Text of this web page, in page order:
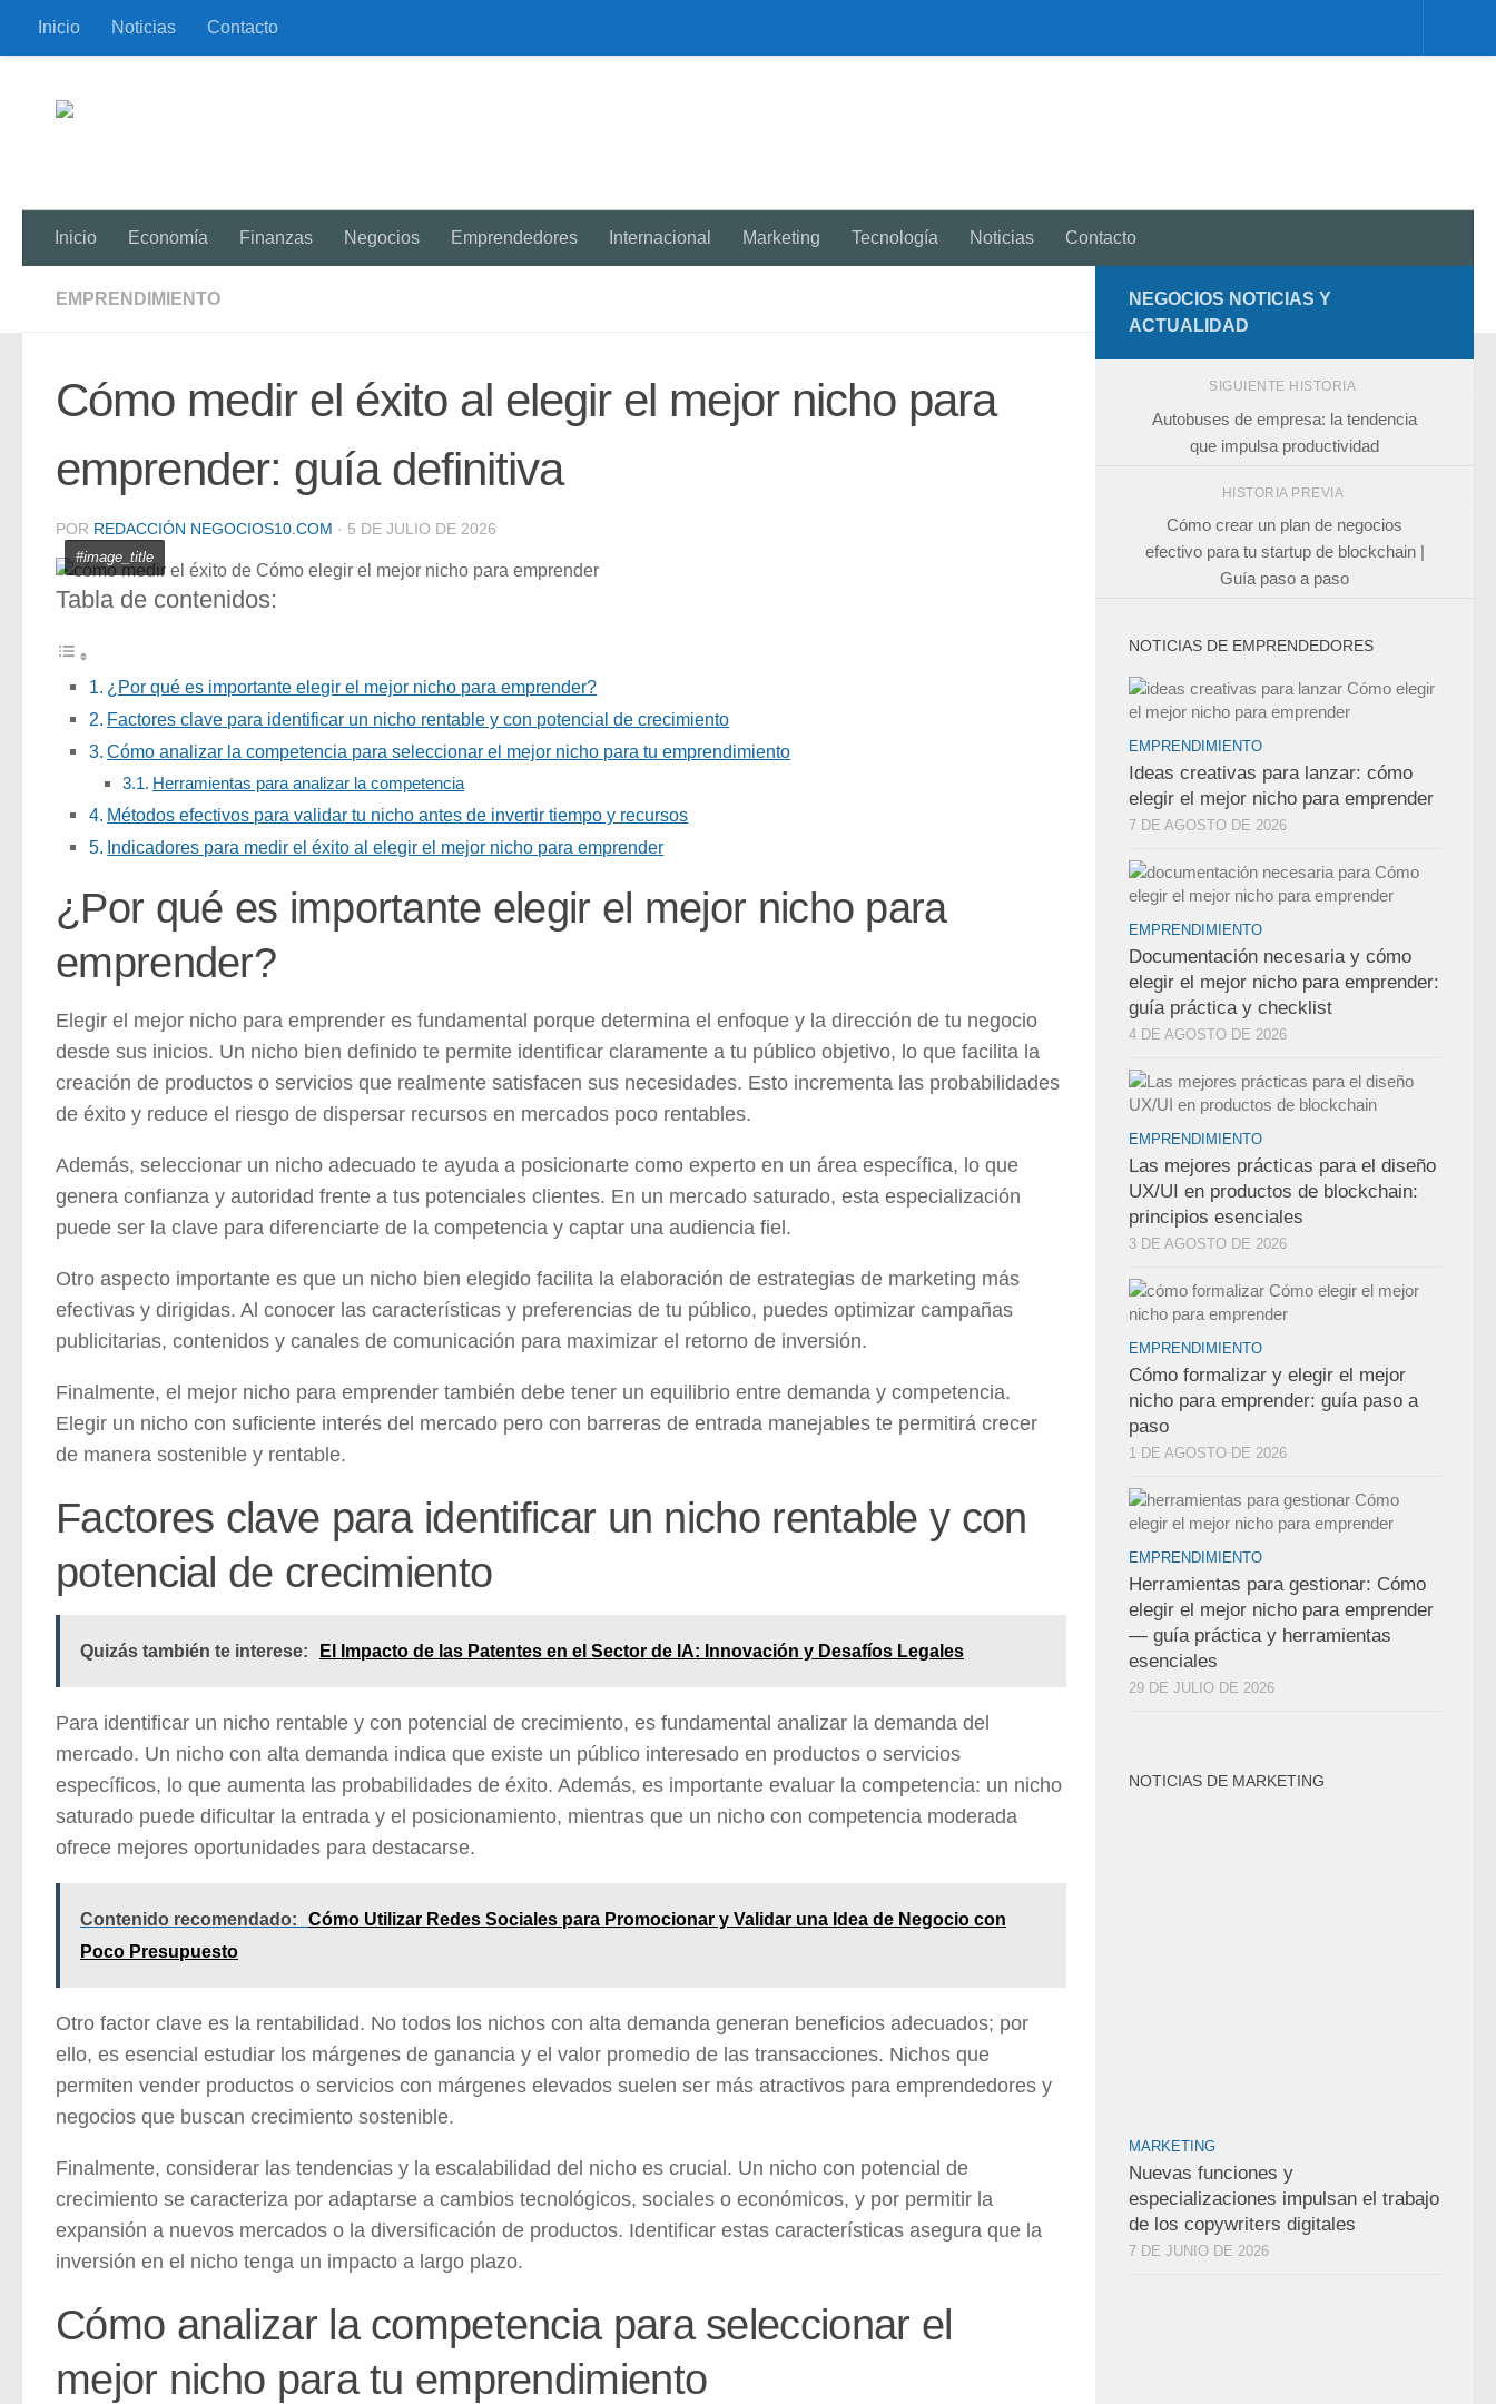
Saltar al contenido
Inicio Noticias Contacto
Inicio Economía Finanzas Negocios Emprendedores Internacional Marketing Tecnología Noticias Contacto
EMPRENDIMIENTO
Cómo medir el éxito al elegir el mejor nicho para
emprender: guía definitiva
POR REDACCIÓN NEGOCIOS10.COM · 5 DE JULIO DE 2026
#image_title
Tabla de contenidos:
¿Por qué es importante elegir el mejor nicho para emprender?
Factores clave para identificar un nicho rentable y con potencial de crecimiento
Cómo analizar la competencia para seleccionar el mejor nicho para tu emprendimiento
Herramientas para analizar la competencia
Métodos efectivos para validar tu nicho antes de invertir tiempo y recursos
Indicadores para medir el éxito al elegir el mejor nicho para emprender
¿Por qué es importante elegir el mejor nicho para
emprender?
Elegir el mejor nicho para emprender es fundamental porque determina el enfoque y la dirección de tu negocio
desde sus inicios. Un nicho bien definido te permite identificar claramente a tu público objetivo, lo que facilita la
creación de productos o servicios que realmente satisfacen sus necesidades. Esto incrementa las probabilidades
de éxito y reduce el riesgo de dispersar recursos en mercados poco rentables.
Además, seleccionar un nicho adecuado te ayuda a posicionarte como experto en un área específica, lo que
genera confianza y autoridad frente a tus potenciales clientes. En un mercado saturado, esta especialización
puede ser la clave para diferenciarte de la competencia y captar una audiencia fiel.
Otro aspecto importante es que un nicho bien elegido facilita la elaboración de estrategias de marketing más
efectivas y dirigidas. Al conocer las características y preferencias de tu público, puedes optimizar campañas
publicitarias, contenidos y canales de comunicación para maximizar el retorno de inversión.
Finalmente, el mejor nicho para emprender también debe tener un equilibrio entre demanda y competencia.
Elegir un nicho con suficiente interés del mercado pero con barreras de entrada manejables te permitirá crecer
de manera sostenible y rentable.
Factores clave para identificar un nicho rentable y con
potencial de crecimiento
Quizás también te interese: El Impacto de las Patentes en el Sector de IA: Innovación y Desafíos Legales
Para identificar un nicho rentable y con potencial de crecimiento, es fundamental analizar la demanda del
mercado. Un nicho con alta demanda indica que existe un público interesado en productos o servicios
específicos, lo que aumenta las probabilidades de éxito. Además, es importante evaluar la competencia: un nicho
saturado puede dificultar la entrada y el posicionamiento, mientras que un nicho con competencia moderada
ofrece mejores oportunidades para destacarse.
Contenido recomendado:
Cómo Utilizar Redes Sociales para Promocionar y Validar una Idea de Negocio con
Poco Presupuesto
Otro factor clave es la rentabilidad. No todos los nichos con alta demanda generan beneficios adecuados; por
ello, es esencial estudiar los márgenes de ganancia y el valor promedio de las transacciones. Nichos que
permiten vender productos o servicios con márgenes elevados suelen ser más atractivos para emprendedores y
negocios que buscan crecimiento sostenible.
Finalmente, considerar las tendencias y la escalabilidad del nicho es crucial. Un nicho con potencial de
crecimiento se caracteriza por adaptarse a cambios tecnológicos, sociales o económicos, y por permitir la
expansión a nuevos mercados o la diversificación de productos. Identificar estas características asegura que la
inversión en el nicho tenga un impacto a largo plazo.
Cómo analizar la competencia para seleccionar el
mejor nicho para tu emprendimiento
NEGOCIOS NOTICIAS Y
ACTUALIDAD
SIGUIENTE HISTORIA
Autobuses de empresa: la tendencia
que impulsa productividad
HISTORIA PREVIA
Cómo crear un plan de negocios
efectivo para tu startup de blockchain |
Guía paso a paso
NOTICIAS DE EMPRENDEDORES
EMPRENDIMIENTO
Ideas creativas para lanzar: cómo
elegir el mejor nicho para emprender
7 DE AGOSTO DE 2026
EMPRENDIMIENTO
Documentación necesaria y cómo
elegir el mejor nicho para emprender:
guía práctica y checklist
4 DE AGOSTO DE 2026
EMPRENDIMIENTO
Las mejores prácticas para el diseño
UX/UI en productos de blockchain:
principios esenciales
3 DE AGOSTO DE 2026
EMPRENDIMIENTO
Cómo formalizar y elegir el mejor
nicho para emprender: guía paso a
paso
1 DE AGOSTO DE 2026
EMPRENDIMIENTO
Herramientas para gestionar: Cómo
elegir el mejor nicho para emprender
— guía práctica y herramientas
esenciales
29 DE JULIO DE 2026
NOTICIAS DE MARKETING
MARKETING
Nuevas funciones y
especializaciones impulsan el trabajo
de los copywriters digitales
7 DE JUNIO DE 2026